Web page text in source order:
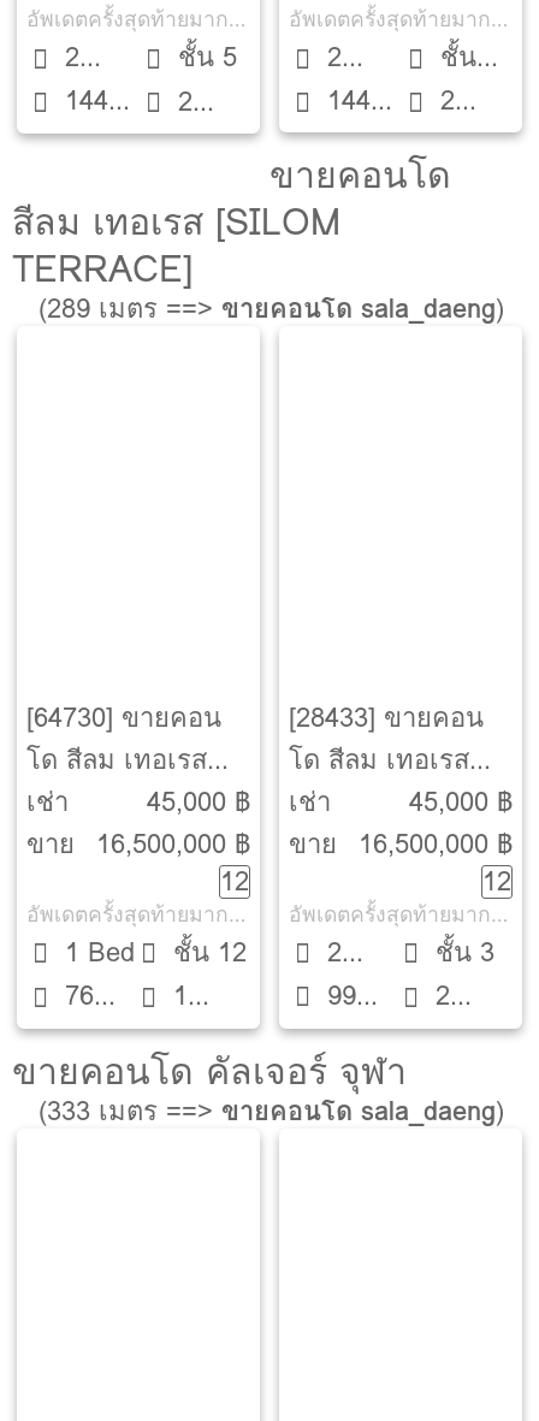
อัพเดตครั้งสุดท้ายมากกว่า 30 วัน
2
Beds144
ตรม.
ชั้น 5
2
ห้องน้ำ
อัพเดตครั้งสุดท้ายมากกว่า 30 วัน
2
Beds144
ตรม.
ชั้น
10 2
ห้องน้ำ
ขายคอนโด
สีลม เทอเรส [SILOM
TERRACE]
(289 เมตร ==> ขายคอนโด sala_daeng)
[64730] ขายคอน
โด สีลม เทอเรส
[SILOM
TERRACE]
เช่า
45,000 ฿
ขาย
16,500,000 ฿
12
อัพเดตครั้งสุดท้ายมากกว่า 30 วัน
1 Bed
76
ตรม.
ชั้น 12
1
ห้องน้ำ
[28433] ขายคอน
โด สีลม เทอเรส
[SILOM
TERRACE]
เช่า
45,000 ฿
ขาย
16,500,000 ฿
12
อัพเดตครั้งสุดท้ายมากกว่า 30 วัน
2
Beds
99
ตรม.
ชั้น 3
2
ห้องน้ำ
ขายคอนโด คัลเจอร์ จุฬา
(333 เมตร ==> ขายคอนโด sala_daeng)